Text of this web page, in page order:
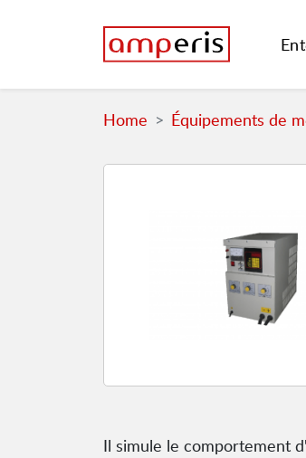
Home Équipements de
Il simule le comportement